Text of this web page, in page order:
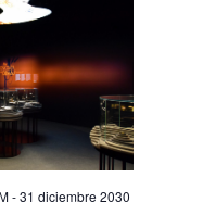
-31 diciembre 2030